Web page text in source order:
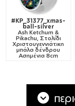
#KP_31377_xmas-
ball-silver
Ash Ketchum &
Pikachu, Στολίδι
Χριστουγεννιάτικη
μπάλα δένδρου
Ασημένια 8cm